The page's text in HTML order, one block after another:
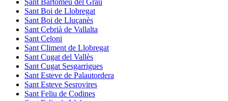
Sant Boi de Llobregat
Sant Boi de Lluçanès
Sant Cebrià de Vallalta
Sant Celoni
Sant Climent de Llobregat
Sant Cugat del Vallès
Sant Cugat Sesgarrigues
Sant Esteve de Palautordera
Sant Esteve Sesrovires
Sant Feliu de Codines